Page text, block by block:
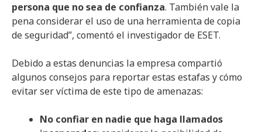
persona que no sea de confianza. También vale la
pena considerar el uso de una herramienta de copia
de seguridad”, comentó el investigador de ESET.
Debido a estas denuncias la empresa compartió
algunos consejos para reportar estas estafas y cómo
evitar ser víctima de este tipo de amenazas:
No confiar en nadie que haga llamados